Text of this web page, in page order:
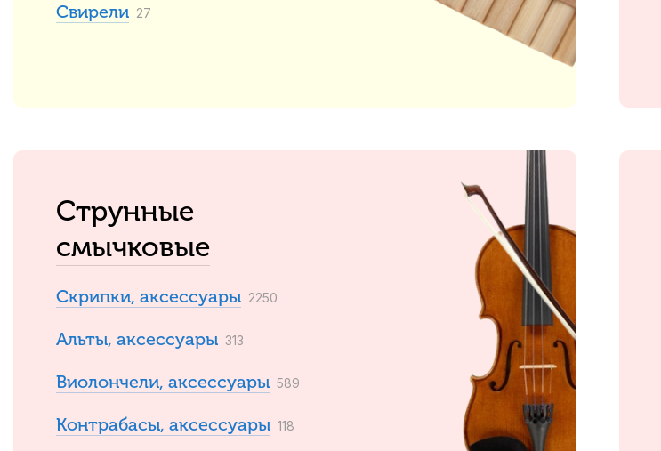
Свирели 27
Струнные
смычковые
Скрипки, аксессуары 2250
Альты, аксессуары 313
Виолончели, аксессуары 589
Контрабасы, аксессуары 118